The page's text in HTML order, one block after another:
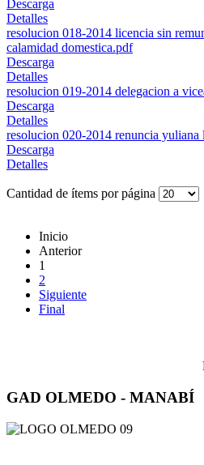
Descarga
Detalles
resolucion 018-2014 licencia sin
calamidad domestica.pdf
Descarga
Detalles
resolucion 019-2014 delegacion a
Descarga
Detalles
resolucion 020-2014 renuncia yuliana
Descarga
Detalles
Cantidad de ítems por página
Inicio
Anterior
1
2
Siguiente
Final
GAD OLMEDO - MANABÍ